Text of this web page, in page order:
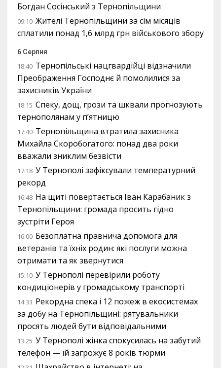
Богдан Сосінський з Тернопільщини
09:10 Жителі Тернопільщини за сім місяців
сплатили понад 1,6 млрд грн військового збору
6 Серпня
18:40 Тернопільські нацгвардійці відзначили
Преображення Господнє й помолилися за
захисників України
18:15 Спеку, дощ, грози та шквали прогнозують
тернополянам у п’ятницю
17:40 Тернопільщина втратила захисника
Михайла Скоробогатого: понад два роки
вважали зниклим безвісти
17:18 У Тернополі зафіксували температурний
рекорд
16:48 На щиті повертається Іван Карабаник з
Тернопільщини: громада просить гідно
зустріти Героя
16:00 Безоплатна правнича допомога для
ветеранів та їхніх родин: які послуги можна
отримати та як звернутися
15:10 У Тернополі перевірили роботу
кондиціонерів у громадському транспорті
14:33 Рекордна спека і 12 пожеж в екосистемах
за добу на Тернопільщині: рятувальники
просять людей бути відповідальними
13:25 У Тернополі жінка спокусилась на забутий
телефон — їй загрожує 8 років тюрми